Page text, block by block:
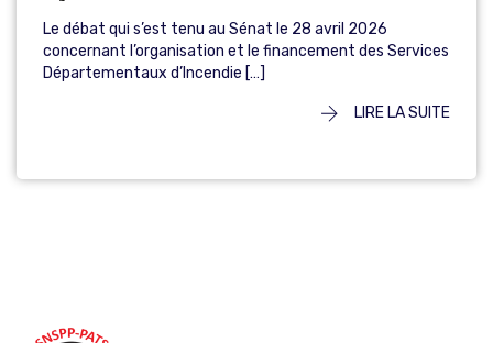
Le débat qui s’est tenu au Sénat le 28 avril 2026
concernant l’organisation et le financement des Services
Départementaux d’Incendie […]
LIRE LA SUITE